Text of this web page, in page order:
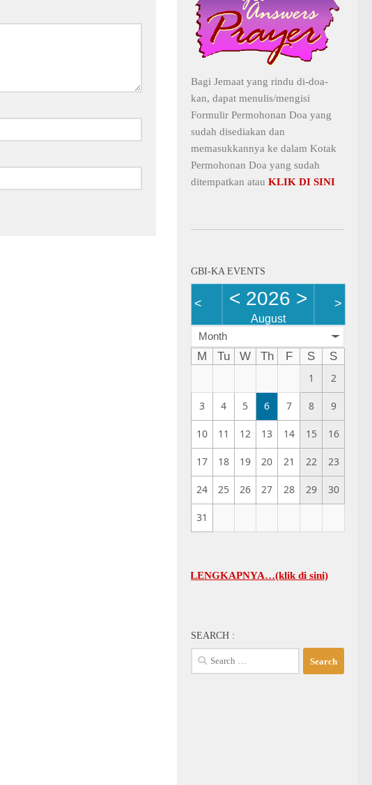
Bagi Jemaat yang rindu di-doa-
kan, dapat menulis/mengisi
Formulir Permohonan Doa yang
sudah disediakan dan
memasukkannya ke dalam Kotak
Permohonan Doa yang sudah
ditempatkan atau KLIK DI SINI
GBI-KA EVENTS
< < 2026 >
August
>
Month
M Tu W Th F S
S
1
2
3 4 5 6 7 8 9
10 11 12 13 14 15 16
17 18 19 20 21 22 23
24 25 26 27 28 29 30
31
JADWAL UMUM GBI-KA SELENGKAPNYA…(klik di sini)
SEARCH :
Search
for: